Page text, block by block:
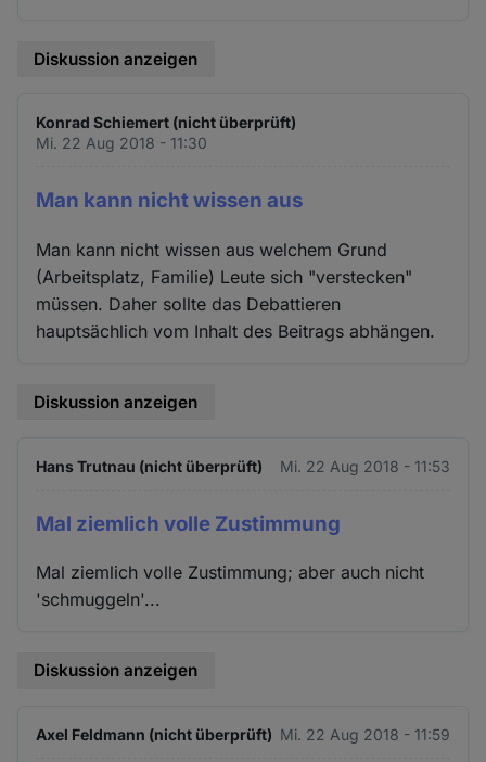
Diskussion anzeigen
Konrad Schiemert (nicht überprüft)
Mi. 22 Aug 2018 - 11:30
Man kann nicht wissen aus
Man kann nicht wissen aus welchem Grund
(Arbeitsplatz, Familie) Leute sich "verstecken"
müssen. Daher sollte das Debattieren
hauptsächlich vom Inhalt des Beitrags abhängen.
Diskussion anzeigen
Hans Trutnau (nicht überprüft) Mi. 22 Aug 2018 - 11:53
Mal ziemlich volle Zustimmung
Mal ziemlich volle Zustimmung; aber auch nicht
'schmuggeln'...
Diskussion anzeigen
Axel Feldmann (nicht überprüft) Mi. 22 Aug 2018 - 11:59